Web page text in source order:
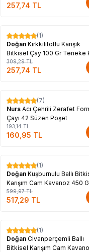
257,74 TL
%17
(1)
Doğan Kırkkilitotlu Karışık
Bitkisel Çay 100 Gr Teneke
309,29TL
257,74 TL
%17
(7)
Nurs Acı Çehrili Zerafet
Çayı 42 Süzen Poşet
193,14TL
160,95 TL
%14
(1)
Doğan Kuşburnulu Ballı
Karışım Cam Kavanoz 450
599,97TL
517,29 TL
%14
(1)
Doğan Civanperçemli Ballı
Bitkisel Karışım Cam